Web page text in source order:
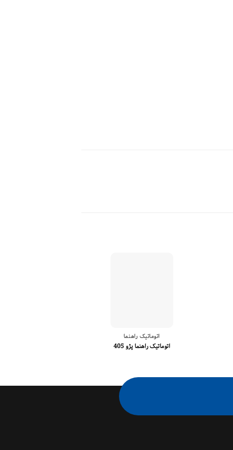
اتوماتیک راهنما
اتوماتیک راهنما پژو 405